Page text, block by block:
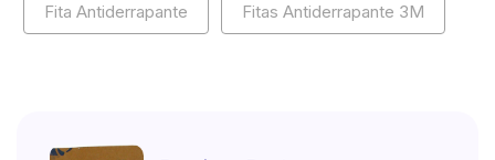
Fita Antiderrapante Fitas Antiderrapante 3M